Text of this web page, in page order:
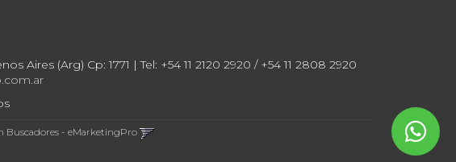
Aires (Arg) Cp: 1771 | Tel: +54 11 2120 2920 / +54 11 2808 2920
Buscadores - eMarketingPro